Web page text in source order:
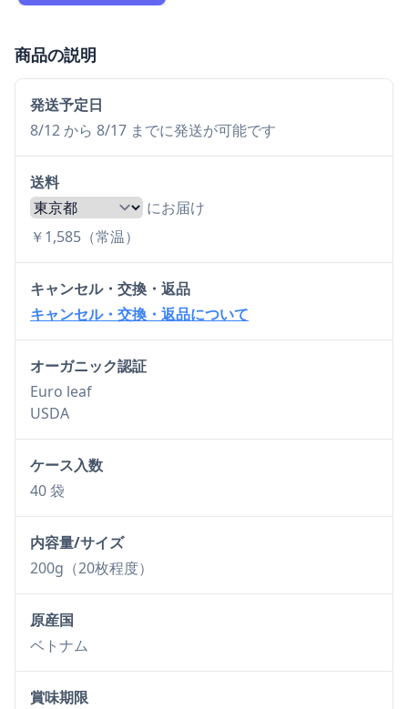
商品の説明
発送予定日
8/12 から 8/17 までに発送が可能です
送料
にお届け
￥1,585（常温）
キャンセル・交換・返品
キャンセル・交換・返品について
オーガニック認証
Euro leaf
USDA
ケース入数
40 袋
内容量/サイズ
200g（20枚程度）
原産国
ベトナム
賞味期限